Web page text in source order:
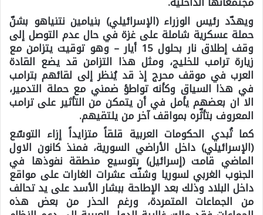
ويهدّد رئيس الوزراء (الإسرائيلي) بنيامين نتنياهو بشنّ
حملة عسكرية شاملة على غزة في حال عدم التوصل إلى
وقف إطلاق نار بحلول 15 أيار – وهو توقيت يتزامن مع
زيارة ترامب للخليج، ومثل هذا التزامن قد يضع القادة
العرب في موقف محرج إذ قد يُنظر إلى لقائهم بترامب
في هذا السياق وكأنه تواطؤ ضمني مع حملة التدمير،
الا ان بعضهم يأمل في أن يتمكن من التأثير على ترامب
المعروف بتأثّره بمواقف آخر من يلتقيهم.
كما تُبدي الحكومات العربية قلقاً متزايداً إزاء التوسّع
(الإسرائيلي) داخل الأراضي السورية، فمنذ كانون الاول
الماضي قامت (إسرائيل) بتوسيع منطقة نفوذها في
الجنوب الغربي لسوريا وشنّت عشرات الغارات على مواقع
داخل البلاد وذلك بعد الإطاحة ببشار الأسد على يد تحالف
من الجماعات المتمردة، ورغم الحذر من بعض هذه